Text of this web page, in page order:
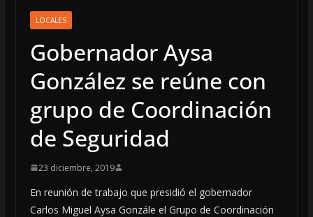
LOCALES
Gobernador Aysa
González se reúne con
grupo de Coordinación
de Seguridad
23 diciembre, 2019
En reunión de trabajo que presidió el gobernador
Carlos Miguel Aysa Gonzále el Grupo de Coordinación